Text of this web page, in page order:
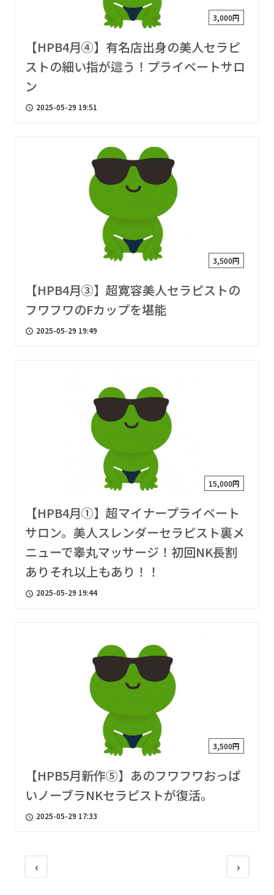
3,000円
【HPB4月④】有名店出身の美人セラピ
ストの細い指が這う！プライベートサロ
ン
access_time 2025-05-29 19:51
3,500円
【HPB4月③】超寛容美人セラピストの
フワフワのFカップを堪能
access_time 2025-05-29 19:49
15,000円
【HPB4月①】超マイナープライベート
サロン。美人スレンダーセラピスト裏メ
ニューで睾丸マッサージ！初回NK長割
ありそれ以上もあり！！
access_time 2025-05-29 19:44
3,500円
【HPB5月新作⑤】あのフワフワおっぱ
いノーブラNKセラピストが復活。
access_time 2025-05-29 17:33
‹ ›